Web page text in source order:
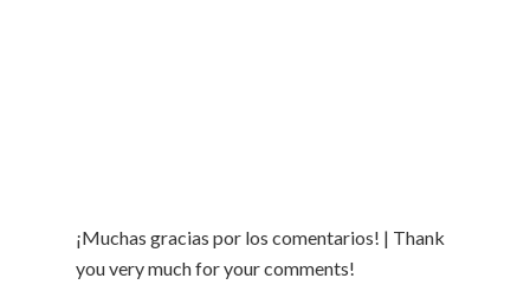
¡Muchas gracias por los comentarios! | Thank
you very much for your comments!